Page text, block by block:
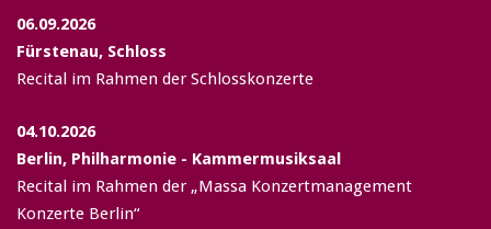
06.09.2026
Fürstenau, Schloss
Recital im Rahmen der Schlosskonzerte
04.10.2026
Berlin, Philharmonie - Kammermusiksaal
Recital im Rahmen der „Massa Konzertmanagement
Konzerte Berlin“